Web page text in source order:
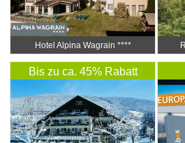
Hotel Alpina Wagrain ****
Bis zu ca. 45% Rabatt